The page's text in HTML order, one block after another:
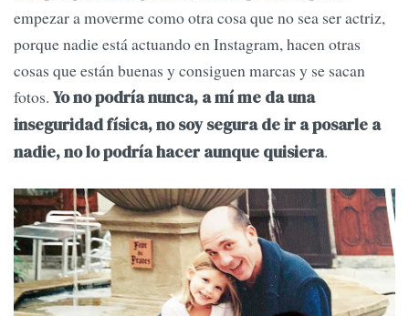
empezar a moverme como otra cosa que no sea ser actriz,
porque nadie está actuando en Instagram, hacen otras
cosas que están buenas y consiguen marcas y se sacan
fotos. Yo no podría nunca, a mí me da una
inseguridad física, no soy segura de ir a posarle a
nadie, no lo podría hacer aunque quisiera.